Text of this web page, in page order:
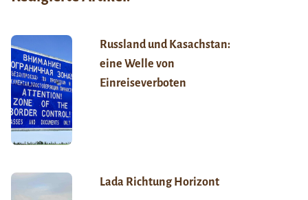
Russland und Kasachstan:
eine Welle von
Einreiseverboten
Lada Richtung Horizont